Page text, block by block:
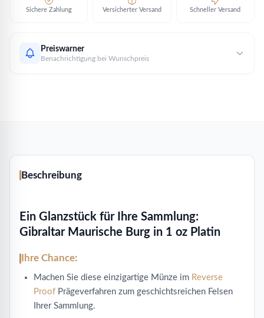
Reverse
1
Sichere Zahlung Versicherter Versand Schneller Versand
Preiswarner
Benachrichtigung bei Wunschpreis
Beschreibung
Ein Glanzstück für Ihre Sammlung:
Gibraltar Maurische Burg in 1 oz Platin
Ihre Chance:
Machen Sie diese einzigartige Münze im Reverse
Proof Prägeverfahren zum geschichtsreichen Felsen
Ihrer Sammlung.